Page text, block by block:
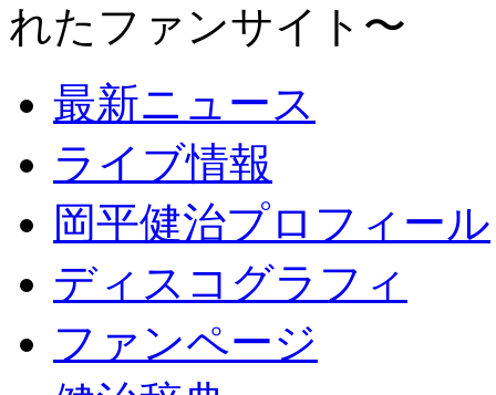
れたファンサイト〜
最新ニュース
ライブ情報
岡平健治プロフィール
ディスコグラフィ
ファンページ